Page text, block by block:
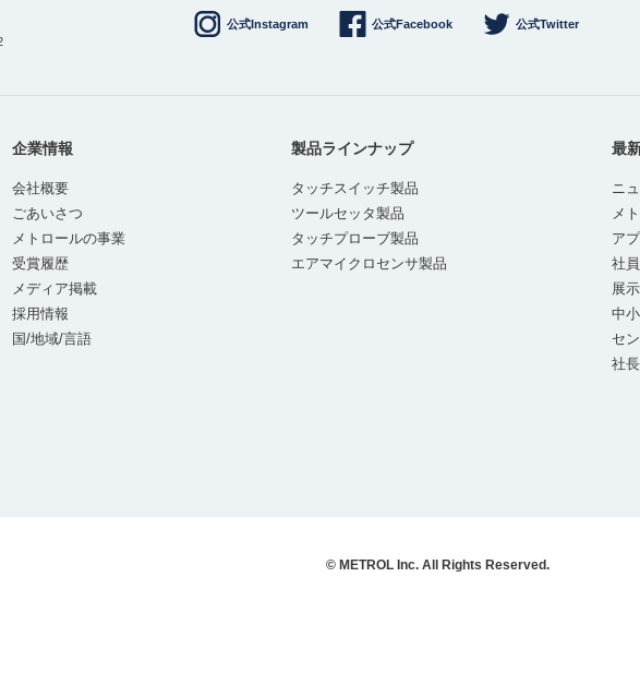
公式Instagram 公式Facebook 公式Twitter
企業情報
会社概要
ごあいさつ
メトロールの事業
受賞履歴
メディア掲載
採用情報
国/地域/言語
製品ラインナップ
タッチスイッチ製品
ツールセッタ製品
タッチプローブ製品
エアマイクロセンサ製品
最
ニ
メ
ア
社
展
中
セ
社
© METROL Inc. All Rights Reserved.